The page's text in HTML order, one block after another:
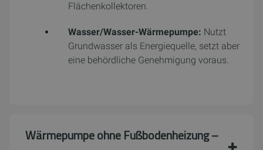
Flächenkollektoren.
Wasser/Wasser-Wärmepumpe: Nutzt
Grundwasser als Energiequelle, setzt aber
eine behördliche Genehmigung voraus.
Wärmepumpe ohne Fußbodenheizung –